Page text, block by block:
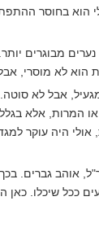
הוא בחוסר
מבוגרים
אבל לא
או המרות, אלא
היה עוקר
אוהב גברים.
ככל שיכלו. כאן